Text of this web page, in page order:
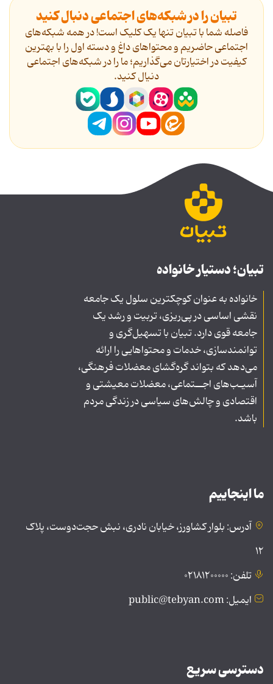
تبیان را در شبکه‌های اجتماعی دنبال کنید
فاصله شما با تبیان تنها یک کلیک است! در همه شبکه‌های
اجتماعی حاضریم و محتواهای داغ و دسته اول را با بهترین
کیفیت در اختیارتان می‌گذاریم؛ ما را در شبکه‌های اجتماعی
دنیال کنید.
تبیان؛ دستیار خانواده
خانواده به عنوان کوچکترین سلول یک جامعه
نقشی اساسی در پی‌ریزی، تربیت و رشد یک
جامعه قوی دارد. تبیان با تسهیل‌گری و
توانمندسازی، خدمات و محتواهایی را ارائه
می‌دهد که بتواند گره‌گشای معضلات فرهنگی،
آسیـب‌های اجــتماعی، معضلات معیشتی و
اقتصادی و چالش‌های سیاسی در زندگی مردم
باشد.
ما اینجاییم
آدرس: بلوار کشاورز، خیابان نادری، نبش حجت‌دوست، پلاک
۱۲
تلفن: ۰۲۱۸۱۲۰۰۰۰۰
ایمیل: public@tebyan.com
دسترسی سریع